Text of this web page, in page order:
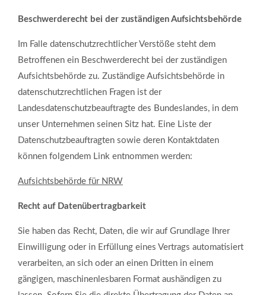
Beschwerderecht bei der zuständigen Aufsichtsbehörde
Im Falle datenschutzrechtlicher Verstöße steht dem
Betroffenen ein Beschwerderecht bei der zuständigen
Aufsichtsbehörde zu. Zuständige Aufsichtsbehörde in
datenschutzrechtlichen Fragen ist der
Landesdatenschutzbeauftragte des Bundeslandes, in dem
unser Unternehmen seinen Sitz hat. Eine Liste der
Datenschutzbeauftragten sowie deren Kontaktdaten
können folgendem Link entnommen werden:
Aufsichtsbehörde für NRW
Recht auf Datenübertragbarkeit
Sie haben das Recht, Daten, die wir auf Grundlage Ihrer
Einwilligung oder in Erfüllung eines Vertrags automatisiert
verarbeiten, an sich oder an einen Dritten in einem
gängigen, maschinenlesbaren Format aushändigen zu